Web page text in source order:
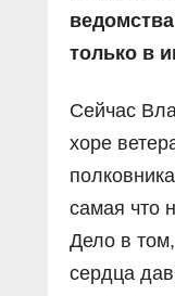
только в
Сейчас
хоре
самая что
Дело в
сердца